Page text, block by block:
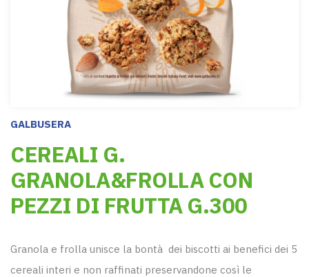
GALBUSERA
CEREALI G.
GRANOLA&FROLLA CON
PEZZI DI FRUTTA G.300
Granola e frolla unisce la bontà dei biscotti ai benefici dei 5
cereali interi e non raffinati preservandone così le